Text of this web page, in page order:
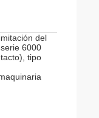
del
6000
tipo